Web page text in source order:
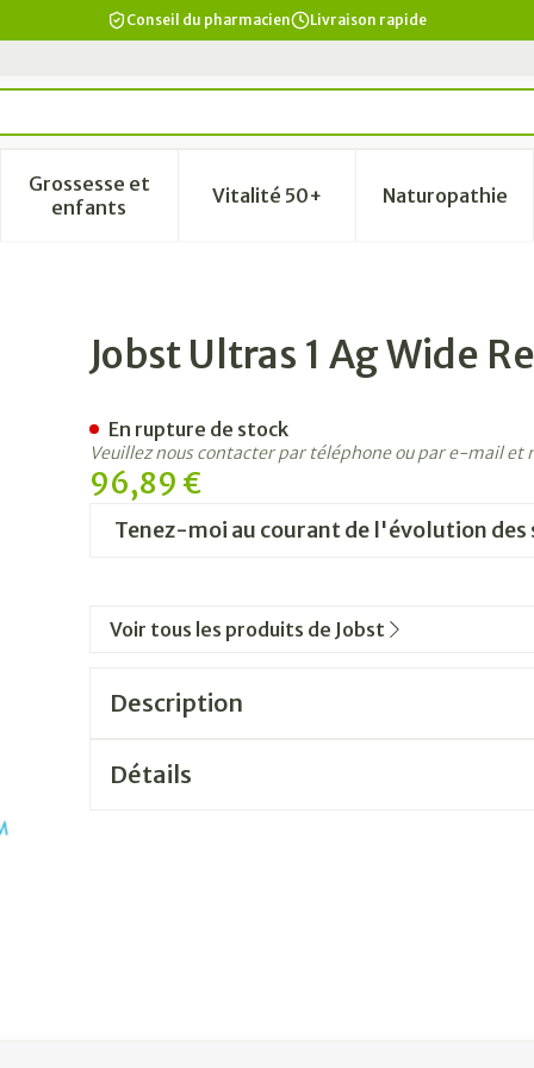
Conseil du pharmacien Livraison rapide
Beauté, soins et hygiène
sous-menu pour la catégorie Régime, alimentation &
Grossesse et
enfantsAfficher le sous-menu pour la catégorie
Vitalité 50+Afficher le sous-menu pour
Naturopathie
Afficher
Nat Iii Pair
Jobst Ultras 1 Ag Wide
96,89 €
Tenez-moi au courant de l'évolution des
En rupture de stock
Veuillez nous contacter par téléphone ou par e-mail
Voir tous les produits de Jobst
Description
Détails